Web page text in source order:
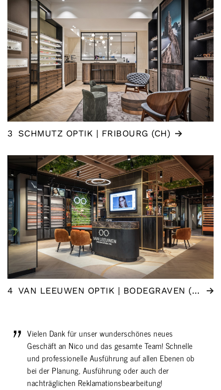
3 SCHMUTZ OPTIK | FRIBOURG (CH)
4 VAN LEEUWEN OPTIK | BODEGRAVEN (NL)
Vielen Dank für unser wunderschönes neues
Geschäft an Nico und das gesamte Team! Schnelle
und professionelle Ausführung auf allen Ebenen ob
bei der Planung, Ausführung oder auch der
nachträglichen Reklamationsbearbeitung!